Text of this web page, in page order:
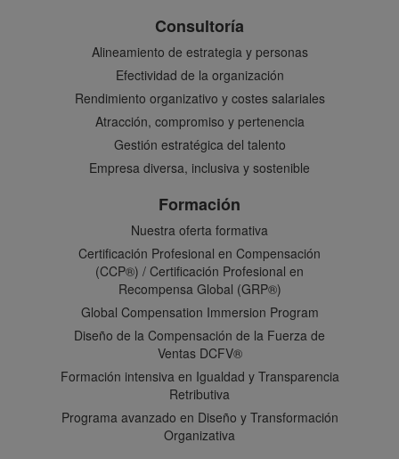
Consultoría
Alineamiento de estrategia y personas
Efectividad de la organización
Rendimiento organizativo y costes salariales
Atracción, compromiso y pertenencia
Gestión estratégica del talento
Empresa diversa, inclusiva y sostenible
Formación
Nuestra oferta formativa
Certificación Profesional en Compensación
(CCP®) / Certificación Profesional en
Recompensa Global (GRP®)
Global Compensation Immersion Program
Diseño de la Compensación de la Fuerza de
Ventas DCFV®
Formación intensiva en Igualdad y Transparencia
Retributiva
Programa avanzado en Diseño y Transformación
Organizativa